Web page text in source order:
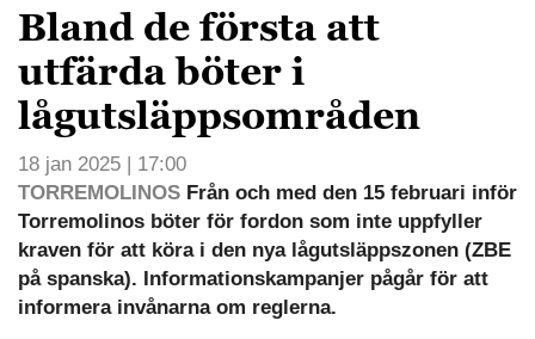
Bland de första att
utfärda böter i
lågutsläppsområden
18 jan 2025 | 17:00
TORREMOLINOS Från och med den 15 februari inför
Torremolinos böter för fordon som inte uppfyller
kraven för att köra i den nya lågutsläppszonen (ZBE
på spanska). Informationskampanjer pågår för att
informera invånarna om reglerna.